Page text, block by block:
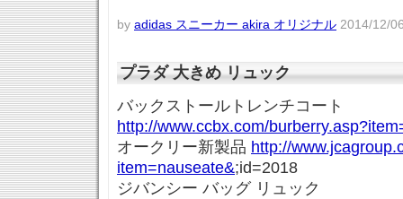
by adidas スニーカー akira オリジナル 2014/12/
プラダ 大きめ リュック
バックストールトレンチコート
http://www.ccbx.com/
オークリー新製品 http://
item=nauseate&;id=2018
ジバンシー バッグ リュック